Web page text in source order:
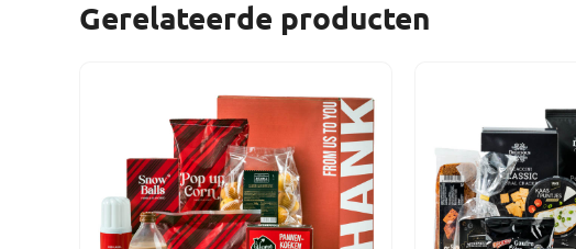
Gerelateerde producten